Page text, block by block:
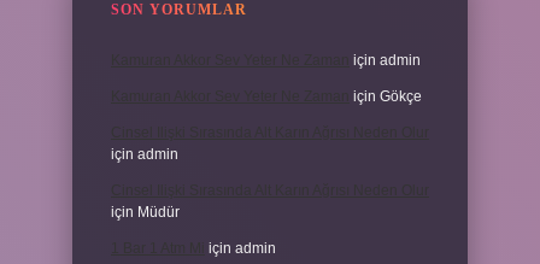
SON YORUMLAR
için admin
için Gökçe
için admin
için Müdür
için admin